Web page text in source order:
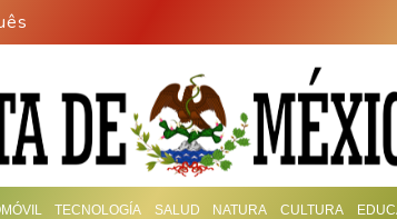
TECNOLOGÍA SALUD NATURA CULTURA